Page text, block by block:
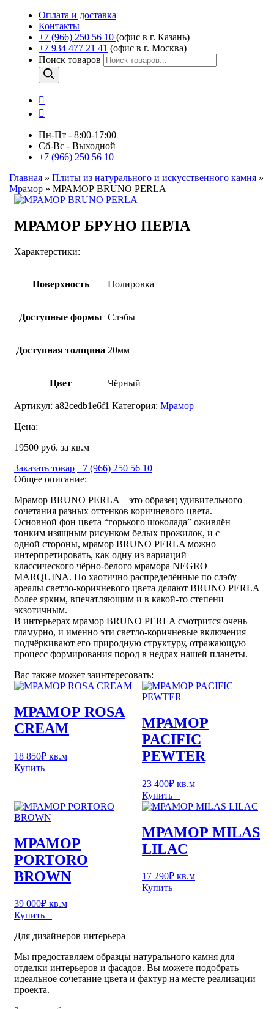
Оплата и доставка
Контакты
+7 (966) 250 56 10 (офис в г. Казань)
+7 934 477 21 41 (офис в г. Москва)
Поиск товаров
Пн-Пт - 8:00-17:00
Сб-Вс - Выходной
+7 (966) 250 56 10
Главная » Плиты из натурального и искусственного камня »
Мрамор » МРАМОР BRUNO PERLA
МРАМОР БРУНО ПЕРЛА
Характерстики:
Поверхность Полировка
Доступные формы Слэбы
Доступная толщина 20мм
Цвет Чёрный
Артикул: a82cedb1e6f1 Категория: Мрамор
Цена:
19500 руб. за кв.м
Заказать товар +7 (966) 250 56 10
Общее описание:
Мрамор BRUNO PERLA – это образец удивительного
сочетания разных оттенков коричневого цвета.
Основной фон цвета “горького шоколада” оживлён
тонким изящным рисунком белых прожилок, и с
одной стороны, мрамор BRUNO PERLA можно
интерпретировать, как одну из вариаций
классического чёрно-белого мрамора NEGRO
MARQUINA. Но хаотично распределённые по слэбу
ареалы светло-коричневого цвета делают BRUNO PERLA
более ярким, впечатляющим и в какой-то степени
экзотичным.
В интерьерах мрамор BRUNO PERLA смотрится очень
гламурно, и именно эти светло-коричневые включения
подчёркивают его природную структуру, отражающую
процесс формирования пород в недрах нашей планеты.
Вас также может заинтересовать:
МРАМОР ROSA
CREAM
18 850₽ кв.м
Купить
МРАМОР
PACIFIC
PEWTER
23 400₽ кв.м
Купить
МРАМОР
PORTORO
BROWN
39 000₽ кв.м
Купить
МРАМОР MILAS
LILAC
17 290₽ кв.м
Купить
Для дизайнеров интерьера
Мы предоставляем образцы натурального камня для
отделки интерьеров и фасадов. Вы можете подобрать
идеальное сочетание цвета и фактур на месте реализации
проекта.